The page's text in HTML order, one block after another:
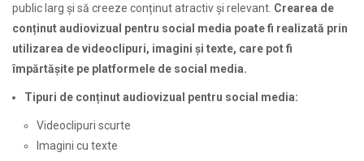
public larg și să creeze conținut atractiv și relevant. Crearea de
conținut audiovizual pentru social media poate fi realizată prin
utilizarea de videoclipuri, imagini și texte, care pot fi
împărtășite pe platformele de social media.
Tipuri de conținut audiovizual pentru social media:
Videoclipuri scurte
Imagini cu texte